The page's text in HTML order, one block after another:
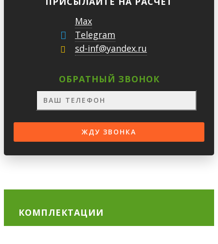
Max
Telegram
sd-inf@yandex.ru
ОБРАТНЫЙ ЗВОНОК
КОМПЛЕКТАЦИИ